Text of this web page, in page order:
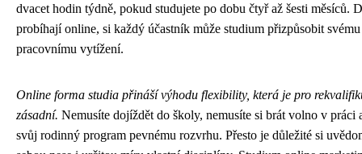
dvacet hodin týdně, pokud studujete po dobu čtyř až šesti měsíců.
probíhají online, si každý účastník může studium přizpůsobit
pracovnímu vytížení.
Online forma studia přináší výhodu flexibility, která je pro
zásadní. Nemusíte dojíždět do školy, nemusíte si brát volno v práci
svůj rodinný program pevnému rozvrhu. Přesto je důležité si